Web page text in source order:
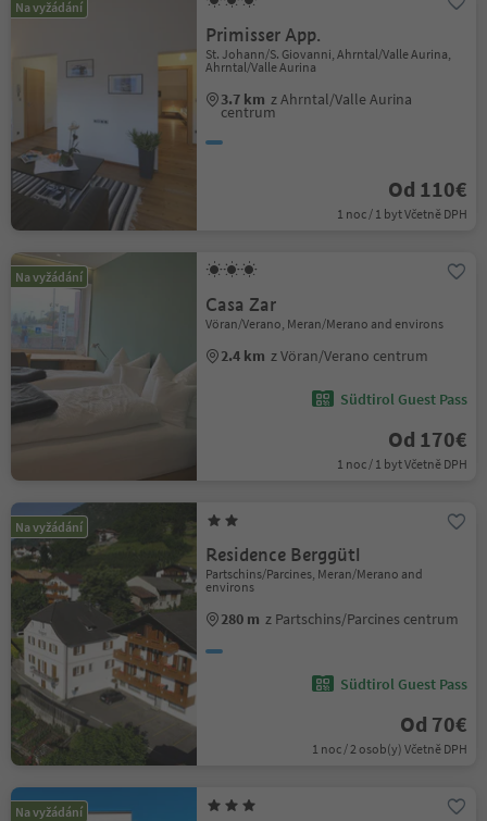
Na vyžádání
Primisser App.
St. Johann/S. Giovanni, Ahrntal/Valle Aurina,
Ahrntal/Valle Aurina
3.7 km z Ahrntal/Valle Aurina
centrum
Od 110€
1 noc / 1 byt Včetně DPH
Na vyžádání
Casa Zar
Vöran/Verano, Meran/Merano and environs
2.4 km z Vöran/Verano centrum
Südtirol Guest Pass
Od 170€
1 noc / 1 byt Včetně DPH
Na vyžádání
Residence Berggütl
Partschins/Parcines, Meran/Merano and
environs
280 m z Partschins/Parcines centrum
Südtirol Guest Pass
Od 70€
1 noc / 2 osob(y) Včetně DPH
Na vyžádání